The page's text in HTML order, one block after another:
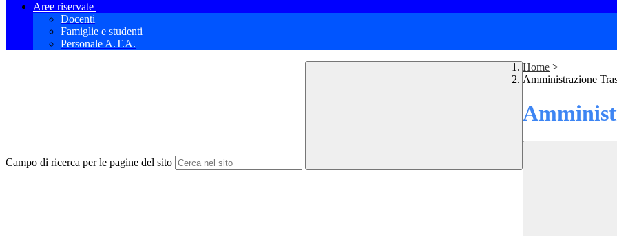
Aree riservate
Docenti
Famiglie e studenti
Personale A.T.A.
Campo di ricerca per le pagine del sito
Home >
Amministrazione